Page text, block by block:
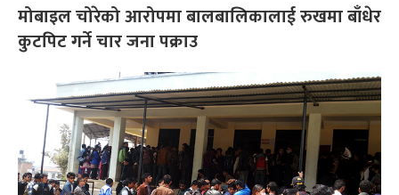
मोबाइल चोरेको आरोपमा बालबालिकालाई रुखमा बाँधेर
कुटपिट गर्ने चार जना पक्राउ